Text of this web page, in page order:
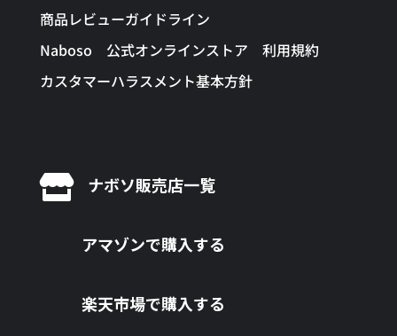
商品レビューガイドライン
Naboso 公式オンラインストア 利用規約
カスタマーハラスメント基本方針
 ナボソ販売店一覧
アマゾンで購入する
楽天市場で購入する